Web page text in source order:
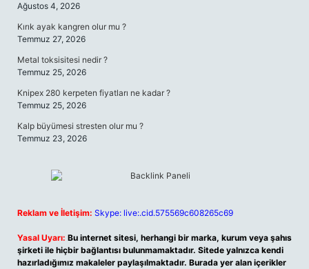
Ağustos 4, 2026
Kırık ayak kangren olur mu ?
Temmuz 27, 2026
Metal toksisitesi nedir ?
Temmuz 25, 2026
Knipex 280 kerpeten fiyatları ne kadar ?
Temmuz 25, 2026
Kalp büyümesi stresten olur mu ?
Temmuz 23, 2026
Reklam ve İletişim: Skype: live:.cid.575569c608265c69
Yasal Uyarı: Bu internet sitesi, herhangi bir marka, kurum veya şahıs
şirketi ile hiçbir bağlantısı bulunmamaktadır. Sitede yalnızca kendi
hazırladığımız makaleler paylaşılmaktadır. Burada yer alan içerikler